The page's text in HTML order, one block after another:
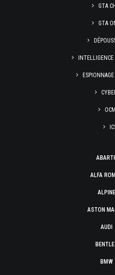
GTA
GTA
ALFA
ALPINE
ASTON
AUDI
BMW